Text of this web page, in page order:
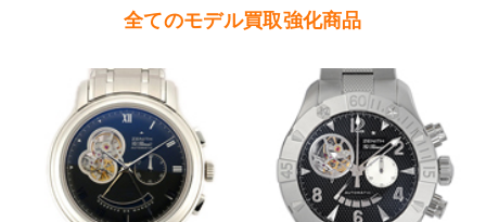
全てのモデル買取強化商品